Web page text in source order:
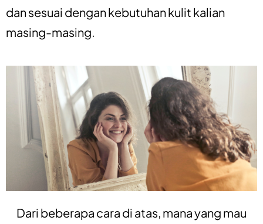
dan sesuai dengan kebutuhan kulit kalian
masing-masing.
Dari beberapa cara di atas, mana yang mau